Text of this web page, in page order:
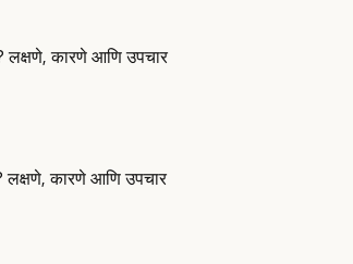
लक्षणे, कारणे आणि उपचार
लक्षणे, कारणे आणि उपचार